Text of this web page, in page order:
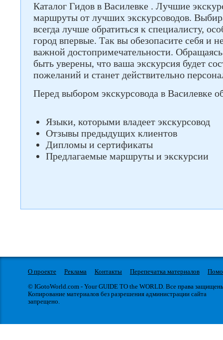
Каталог Гидов в Василевке . Лучшие
маршруты от лучших экскурсоводов.
всегда лучше обратиться к специалисту,
город впервые. Так вы обезопасите себя и
важной достопримечательности.
быть уверены, что ваша экскурсия будет
пожеланий и станет действительно
Перед выбором экскурсовода в Василевке
Языки, которыми владеет экскурсовод
Отзывы предыдущих клиентов
Дипломы и сертификаты
Предлагаемые маршруты и экскурсии
О проекте Реклама Контакты Перепечатка материалов
© IGotoWorld.com - Your GUIDE TO the WORLD. Все права
Копирование материалов без разрешения администрации сайта
запрещено.